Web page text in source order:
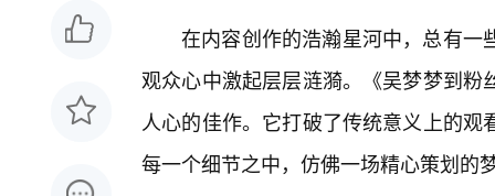
在内容创作的浩瀚星河中，总有一
观众心中激起层层涟漪。《吴梦梦到
人心的佳作。它打破了传统意义上的
每一个细节之中，仿佛一场精心策划的